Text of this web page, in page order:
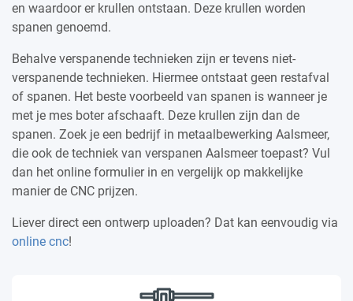
en waardoor er krullen ontstaan. Deze krullen worden
spanen genoemd.
Behalve verspanende technieken zijn er tevens niet-
verspanende technieken. Hiermee ontstaat geen restafval
of spanen. Het beste voorbeeld van spanen is wanneer je
met je mes boter afschaaft. Deze krullen zijn dan de
spanen. Zoek je een bedrijf in metaalbewerking Aalsmeer,
die ook de techniek van verspanen Aalsmeer toepast? Vul
dan het online formulier in en vergelijk op makkelijke
manier de CNC prijzen.
Liever direct een ontwerp uploaden? Dat kan eenvoudig via
online cnc!